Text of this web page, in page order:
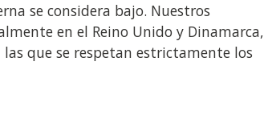
se considera bajo. Nuestros
en el Reino Unido y Dinamarca,
que se respetan estrictamente los